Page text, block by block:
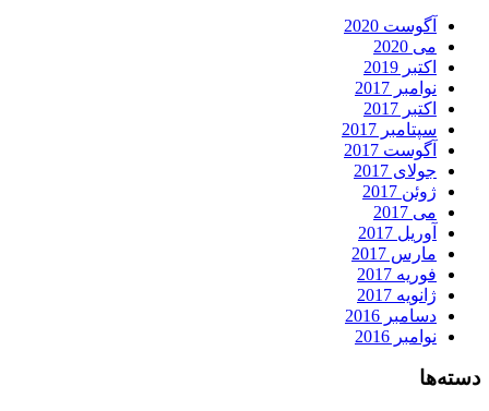
آگوست 2020
می 2020
اکتبر 2019
نوامبر 2017
اکتبر 2017
سپتامبر 2017
آگوست 2017
جولای 2017
ژوئن 2017
می 2017
آوریل 2017
مارس 2017
فوریه 2017
ژانویه 2017
دسامبر 2016
نوامبر 2016
دسته‌ها